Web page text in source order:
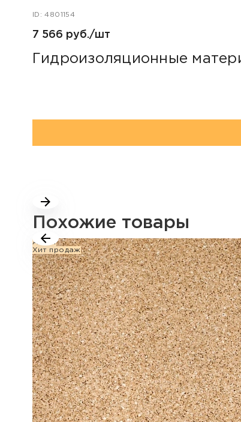
ID: 4801154
7 566 руб./шт
Гидроизоляционные
Похожие товары
Акция
Хит продаж